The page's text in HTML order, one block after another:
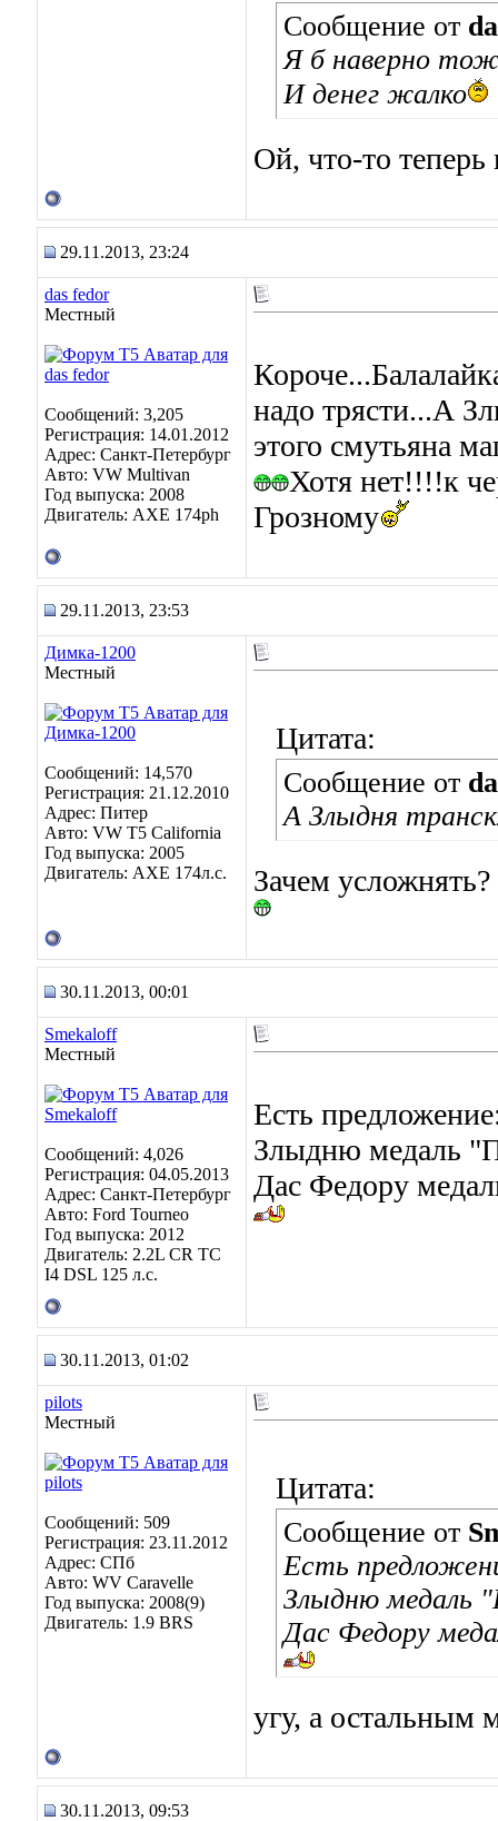
Сообщение от
Я б наверно
И денег жалко
Ой, что-то теперь
29.11.2013, 23:24
das fedor
Местный
Сообщений: 3,205
Регистрация: 14.01.2012
Адрес: Санкт-Петербург
Авто: VW Multivan
Год выпуска: 2008
Двигатель: АХЕ 174рh
надо трясти...А
этого смутьяна
Хотя нет!!!!к
Грозному
29.11.2013, 23:53
Димка-1200
Местный
Сообщений: 14,570
Регистрация: 21.12.2010
Адрес: Питер
Авто: VW T5 California
Год выпуска: 2005
Двигатель: AXE 174л.с.
Цитата:
Сообщение от
А Злыдня
Зачем
30.11.2013, 00:01
Smekaloff
Местный
Сообщений: 4,026
Регистрация: 04.05.2013
Адрес: Санкт-Петербург
Авто: Ford Tourneo
Год выпуска: 2012
Двигатель: 2.2L CR TC
I4 DSL 125 л.с.
Есть
Злыдню медаль
Дас Федору
30.11.2013, 01:02
pilots
Местный
Сообщений: 509
Регистрация: 23.11.2012
Адрес: СПб
Авто: WV Caravelle
Год выпуска: 2008(9)
Двигатель: 1.9 BRS
Цитата:
Сообщение от
Есть
Злыдню медаль
Дас Федору
угу, а остальным
30.11.2013, 09:53